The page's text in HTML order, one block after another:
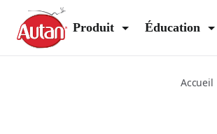
multi-insectes-spray-lotion
Produit Éducation
Accueil